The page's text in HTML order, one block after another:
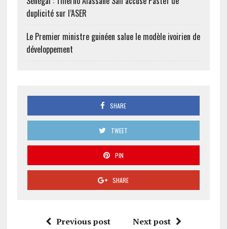
duplicité sur l’ASER
Le Premier ministre guinéen salue le modèle ivoirien de
développement
SHARE
TWEET
PIN
SHARE
Previous post Next post